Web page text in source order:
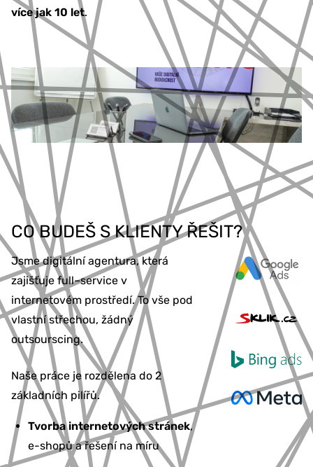
více jak 10 let.
CO BUDEŠ S KLIENTY ŘEŠIT?
Jsme digitální agentura, která
zajišťuje full–service v
internetovém prostředí. To vše pod
vlastní střechou, žádný
outsourscing.
Naše práce je rozdělena do 2
základních pilířů.
Tvorba internetových stránek,
e-shopů a řešení na míru